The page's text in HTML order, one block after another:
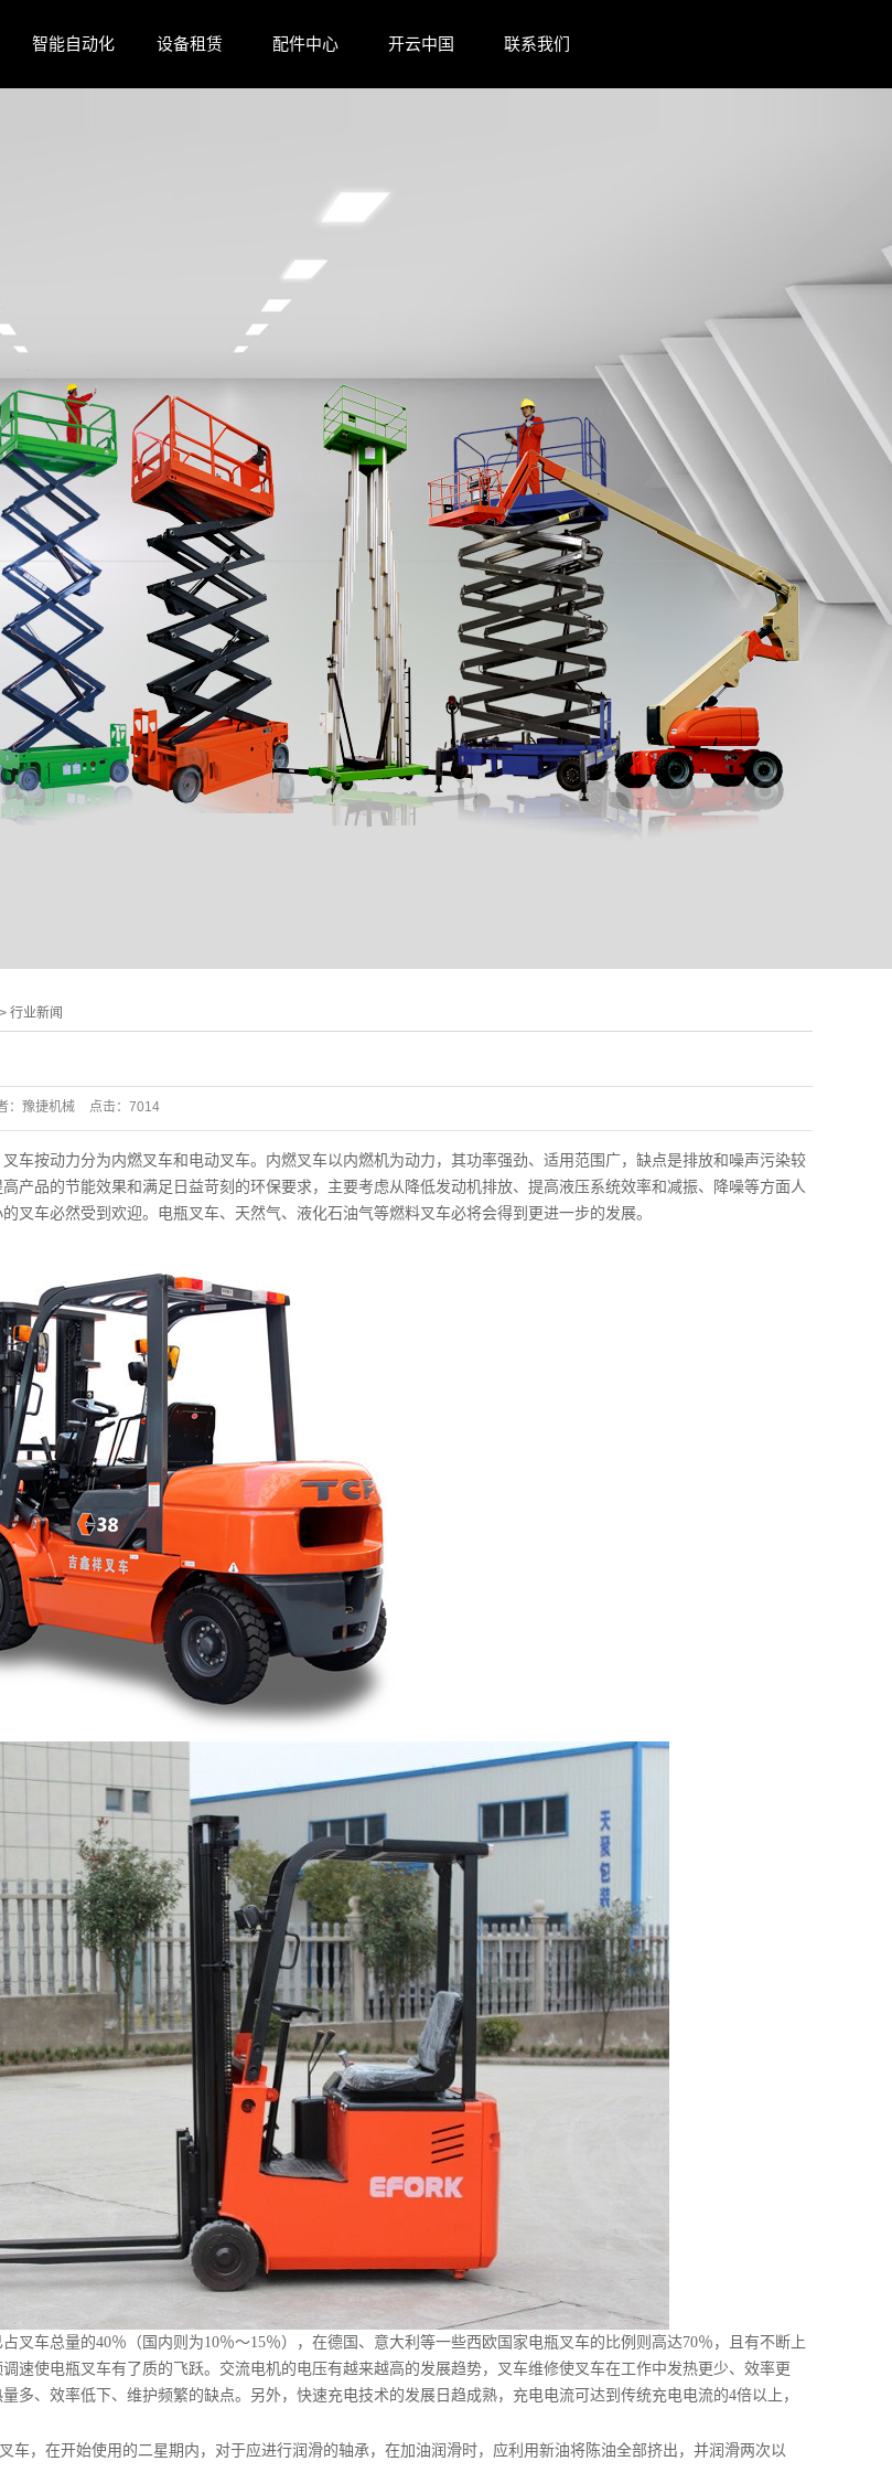
智能自动化 设备租赁 配件中心 开云中国 联系我们
行业新闻
： 豫捷机械 点击： 7014
按动力分为内燃叉车和电动叉车。内燃叉车以内燃机为动力，其功率强劲、适用范围广，缺点是排放和噪声污染较
产品的节能效果和满足日益苛刻的环保要求，主要考虑从降低发动机排放、提高液压系统效率和减振、降噪等方面人
叉车必然受到欢迎。电瓶叉车、天然气、液化石油气等燃料叉车必将会得到更进一步的发展。
车总量的40％（国内则为10％～15％），在德国、意大利等一些西欧国家电瓶叉车的比例则高达70％，且有不断上
速使电瓶叉车有了质的飞跃。交流电机的电压有越来越高的发展趋势，叉车维修使叉车在工作中发热更少、效率更
多、效率低下、维护频繁的缺点。另外，快速充电技术的发展日趋成熟，充电电流可达到传统充电电流的4倍以上，
，在开始使用的二星期内，对于应进行润滑的轴承，在加油润滑时，应利用新油将陈油全部挤出，并润滑两次以